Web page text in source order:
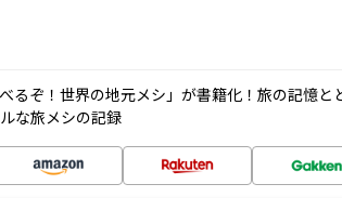
るぞ！世界の地元メシ」が書籍化！旅の記憶と
な旅メシの記録